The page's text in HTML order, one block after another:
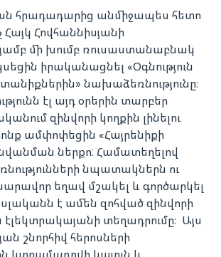
հրադադարից անմիջապես հետո
Հովհաննիսյանի
մի խումբ ռուսաստանաբնակ
իրականացնել «Օգնություն
նախաձեռնությունը։
էլ այդ օրերին տարբեր
զինվորի կողքին լինելու
ամփոփեցին «Հայրենիքի
ներքո: Համատեղելով
նպատակներն ու
եղավ մշակել և գործարկել
է ամեն զոհված զինվորի
տեղադրումը։ Այս
շնորհիվ հերոսների